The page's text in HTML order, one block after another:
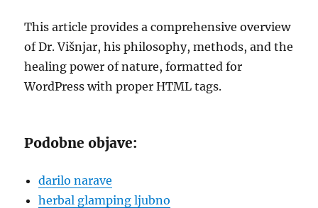
This article provides a comprehensive overview
of Dr. Višnjar, his philosophy, methods, and the
healing power of nature, formatted for
WordPress with proper HTML tags.
Podobne objave:
darilo narave
herbal glamping ljubno